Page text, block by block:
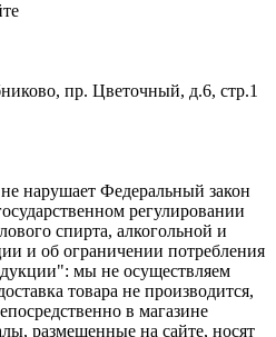
пр. Цветочный, д.6, стр.1
нарушает Федеральный закон
регулировании
спирта, алкогольной и
и об ограничении потребления
мы не осуществляем
товара не производится,
в магазине
размещенные на сайте, носят